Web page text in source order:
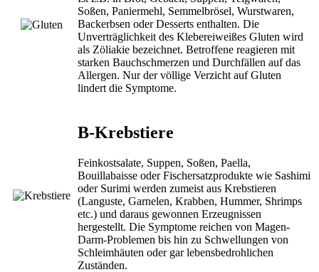
Soßen, Paniermehl, Semmelbrösel, Wurstwaren,
Backerbsen oder Desserts enthalten. Die
Unverträglichkeit des Klebereiweißes Gluten wird
als Zöliakie bezeichnet. Betroffene reagieren mit
starken Bauchschmerzen und Durchfällen auf das
Allergen. Nur der völlige Verzicht auf Gluten
lindert die Symptome.
B-Krebstiere
Feinkostsalate, Suppen, Soßen, Paella,
Bouillabaisse oder Fischersatzprodukte wie Sashimi
oder Surimi werden zumeist aus Krebstieren
(Languste, Garnelen, Krabben, Hummer, Shrimps
etc.) und daraus gewonnen Erzeugnissen
hergestellt. Die Symptome reichen von Magen-
Darm-Problemen bis hin zu Schwellungen von
Schleimhäuten oder gar lebensbedrohlichen
Zuständen.